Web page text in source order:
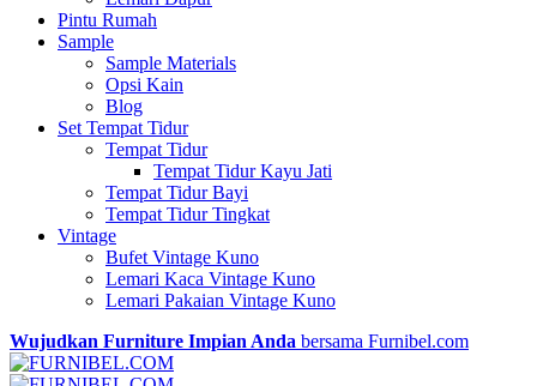
Pintu Rumah
Sample
Sample Materials
Opsi Kain
Blog
Set Tempat Tidur
Tempat Tidur
Tempat Tidur Kayu Jati
Tempat Tidur Bayi
Tempat Tidur Tingkat
Vintage
Bufet Vintage Kuno
Lemari Kaca Vintage Kuno
Lemari Pakaian Vintage Kuno
Wujudkan Furniture Impian Anda bersama Furnibel.com